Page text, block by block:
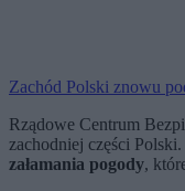
Zachód Polski znowu
Rządowe Centrum
zachodniej części
załamania pogody,